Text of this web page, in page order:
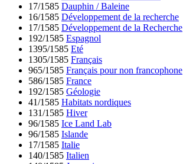
17/1585 Dauphin / Baleine
16/1585 Développement de la recherche
17/1585 Développement de la Recherche
192/1585 Espagnol
1395/1585 Eté
1305/1585 Français
965/1585 Français pour non francophone
586/1585 France
192/1585 Géologie
41/1585 Habitats nordiques
131/1585 Hiver
96/1585 Ice Land Lab
96/1585 Islande
17/1585 Italie
140/1585 Italien